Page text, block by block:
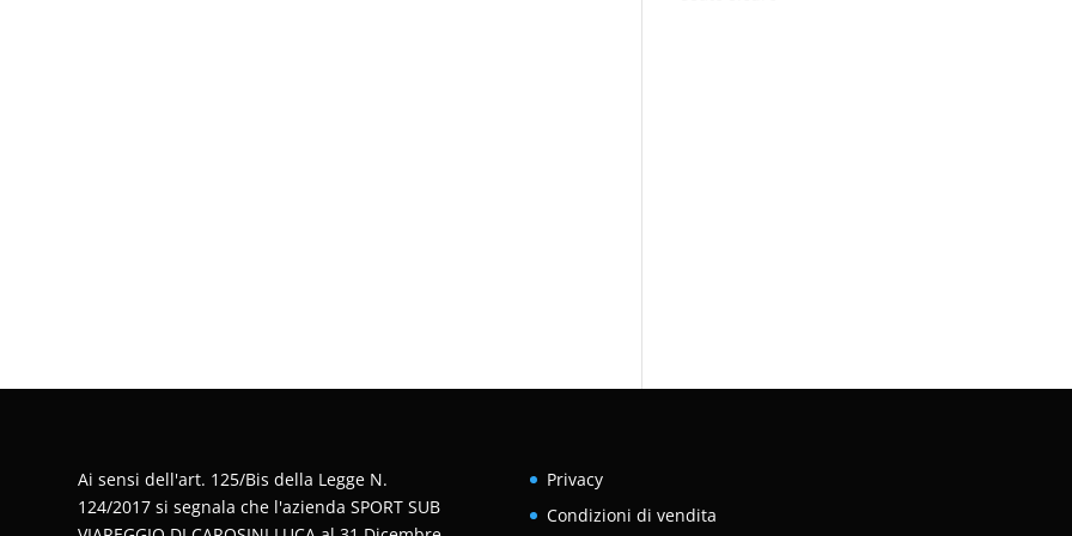
Ai sensi dell'art. 125/Bis della Legge N.
124/2017 si segnala che l'azienda SPORT SUB
Privacy
Condizioni di vendita